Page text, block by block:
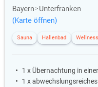
Bayern
Unterfranken
(Karte öffnen)
Sauna Hallenbad
1 x Übernachtung in
1 x